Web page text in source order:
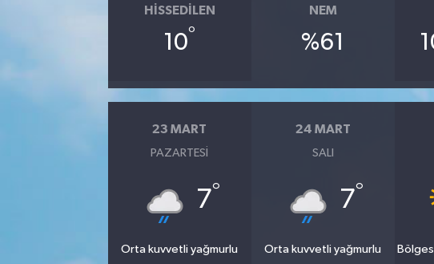
HISSEDILEN
10°
NEM
%61
23 MART
PAZARTESI
7°
Orta kuvvetli yağmurlu
24 MART
SALI
7°
Orta kuvvetli yağmurlu